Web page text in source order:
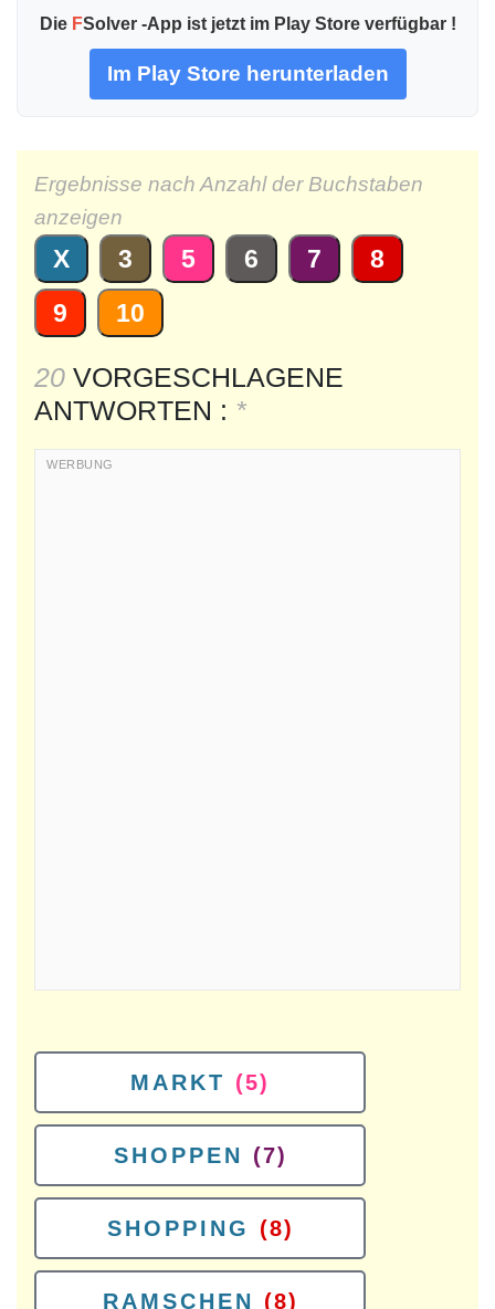
Die FSolver -App ist jetzt im Play Store verfügbar !
Im Play Store herunterladen
Ergebnisse nach Anzahl der Buchstaben
anzeigen
X 3 5 6 7
8
9
10
20 VORGESCHLAGENE
ANTWORTEN : *
MARKT (5)
SHOPPEN (7)
SHOPPING (8)
RAMSCHEN (8)